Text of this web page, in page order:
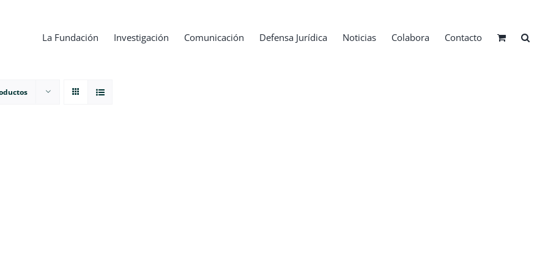
La Fundación Investigación Comunicación Defensa Jurídica Noticias Colabora Contacto